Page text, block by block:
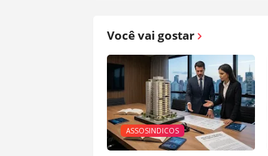
Você vai gostar
ASSOSINDICOS